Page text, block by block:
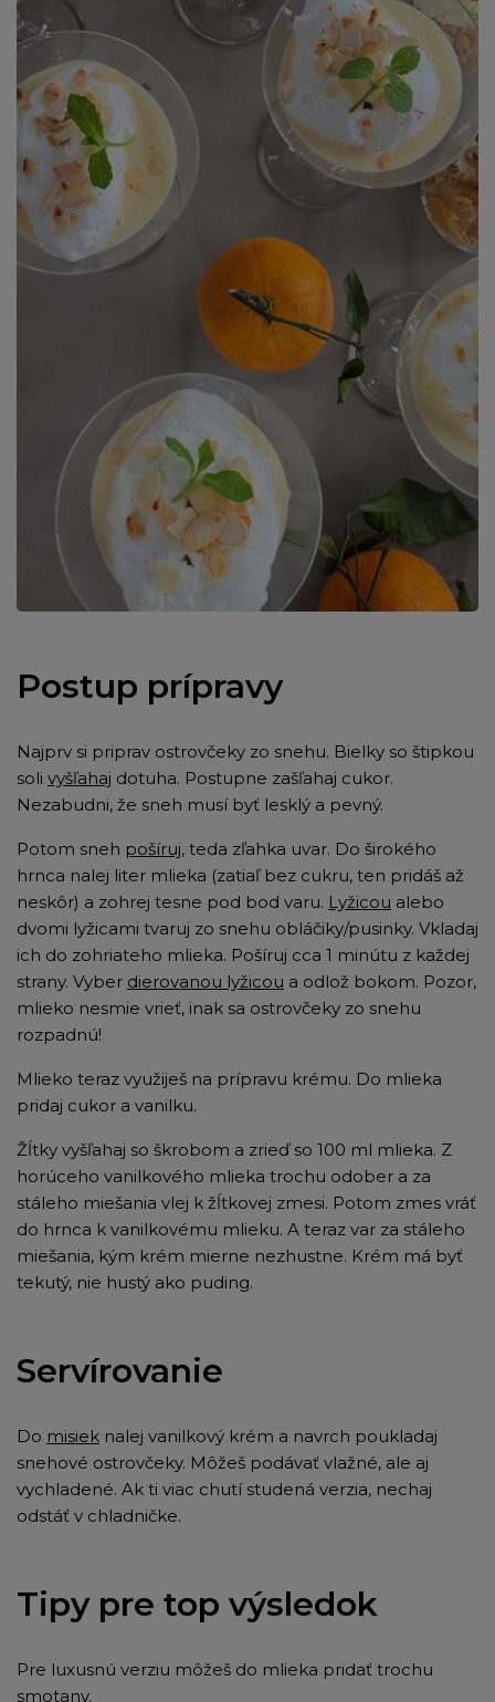
Postup prípravy
Najprv si priprav ostrovčeky zo snehu. Bielky so štipkou
soli vyšľahaj dotuha. Postupne zašľahaj cukor.
Nezabudni, že sneh musí byť lesklý a pevný.
Potom sneh pošíruj, teda zľahka uvar. Do širokého
hrnca nalej liter mlieka (zatiaľ bez cukru, ten pridáš až
neskôr) a zohrej tesne pod bod varu. Lyžicou alebo
dvomi lyžicami tvaruj zo snehu obláčiky/pusinky. Vkladaj
ich do zohriateho mlieka. Pošíruj cca 1 minútu z každej
strany. Vyber dierovanou lyžicou a odlož bokom. Pozor,
mlieko nesmie vrieť, inak sa ostrovčeky zo snehu
rozpadnú!
Mlieko teraz využiješ na prípravu krému. Do mlieka
pridaj cukor a vanilku.
Žĺtky vyšľahaj so škrobom a zrieď so 100 ml mlieka. Z
horúceho vanilkového mlieka trochu odober a za
stáleho miešania vlej k žĺtkovej zmesi. Potom zmes vráť
do hrnca k vanilkovému mlieku. A teraz var za stáleho
miešania, kým krém mierne nezhustne. Krém má byť
tekutý, nie hustý ako puding.
Servírovanie
Do misiek nalej vanilkový krém a navrch poukladaj
snehové ostrovčeky. Môžeš podávať vlažné, ale aj
vychladené. Ak ti viac chutí studená verzia, nechaj
odstáť v chladničke.
Tipy pre top výsledok
Pre luxusnú verziu môžeš do mlieka pridať trochu
smotany.